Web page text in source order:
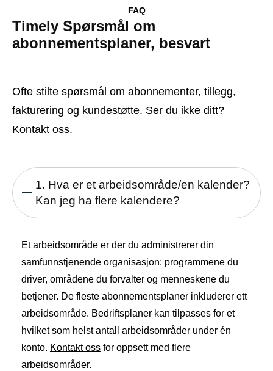
FAQ
Timely Spørsmål om
abonnementsplaner, besvart
Ofte stilte spørsmål om abonnementer, tillegg,
fakturering og kundestøtte. Ser du ikke ditt?
Kontakt oss.
1. Hva er et arbeidsområde/en kalender?
Kan jeg ha flere kalendere?
Et arbeidsområde er der du administrerer din
samfunnstjenende organisasjon: programmene du
driver, områdene du forvalter og menneskene du
betjener. De fleste abonnementsplaner inkluderer ett
arbeidsområde. Bedriftsplaner kan tilpasses for et
hvilket som helst antall arbeidsområder under én
konto. Kontakt oss for oppsett med flere
arbeidsområder.